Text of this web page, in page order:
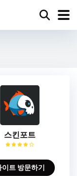
스킨포트
이트 방문하기